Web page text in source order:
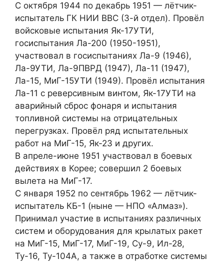
С октября 1944 по декабрь 1951 — лётчик-
испытатель ГК НИИ ВВС (3-й отдел). Провёл
войсковые испытания Як-17УТИ,
госиспытания Ла-200 (1950-1951),
участвовал в госиспытаниях Ла-9 (1946),
Ла-9УТИ, Ла-9ПВРД (1947), Ла-11 (1947),
Ла-15, МиГ-15УТИ (1949). Провёл испытания
Ла-11 с реверсивным винтом, Як-17УТИ на
аварийный сброс фонаря и испытания
топливной системы на отрицательных
перегрузках. Провёл ряд испытательных
работ на МиГ-15, Як-23 и других.
В апреле-июне 1951 участвовал в боевых
действиях в Корее; совершил 2 боевых
вылета на МиГ-17.
С января 1952 по сентябрь 1962 — лётчик-
испытатель КБ-1 (ныне — НПО «Алмаз»).
Принимал участие в испытаниях различных
систем и оборудования для крылатых ракет
на МиГ-15, МиГ-17, МиГ-19, Су-9, Ил-28,
Ту-16, Ту-104А, а также в отработке системы